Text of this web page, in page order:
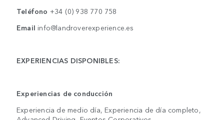
Teléfono +34 (0) 938 770 758
Email info@landroverexperience.es
EXPERIENCIAS DISPONIBLES:
Experiencias de conducción
Experiencia de medio día, Experiencia de día completo,